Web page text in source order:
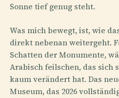
Sonne tief genug steht.
Was mich bewegt, ist, wie
direkt nebenan weitergeht.
Schatten der Monumente,
Arabisch feilschen, das sich
kaum verändert hat. Das
Museum, das 2026